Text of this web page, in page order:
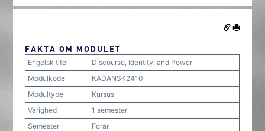
FAKTA OM MODULET
Engelsk titel
Discourse, Identity, and Power
Modulkode
KADANSK2410
Modultype
Kursus
Varighed
1 semester
Semester
Forår